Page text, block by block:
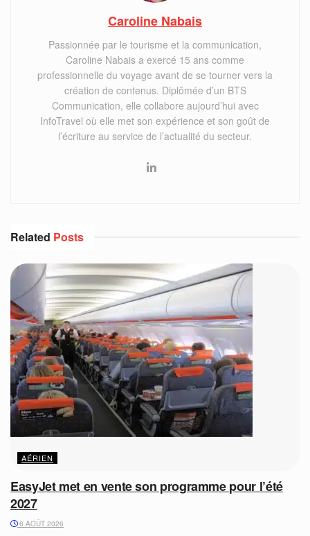
Caroline Nabais
Passionnée par le tourisme et la communication,
Caroline Nabais a exercé 15 ans comme
professionnelle du voyage avant de se tourner vers la
création de contenus. Diplômée d’un BTS
Communication, elle collabore aujourd’hui avec
InfoTravel où elle met son expérience et son goût de
l’écriture au service de l’actualité du secteur.
Related Posts
AÉRIEN
EasyJet met en vente son programme pour l’été
2027
6 AOÛT 2026